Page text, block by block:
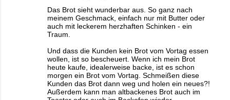
Das Brot sieht wunderbar aus. So ganz nach
meinem Geschmack, einfach nur mit Butter oder
auch mit leckerem herzhaften Schinken - ein
Traum.
Und dass die Kunden kein Brot vom Vortag essen
wollen, ist so bescheuert. Wenn ich mein Brot
heute kaufe, idealerweise backe, ist es schon
morgen ein Brot vom Vortag. Schmeißen diese
Kunden das Brot dann weg und holen ein neues?!
Außerdem kann man altbackenes Brot auch im